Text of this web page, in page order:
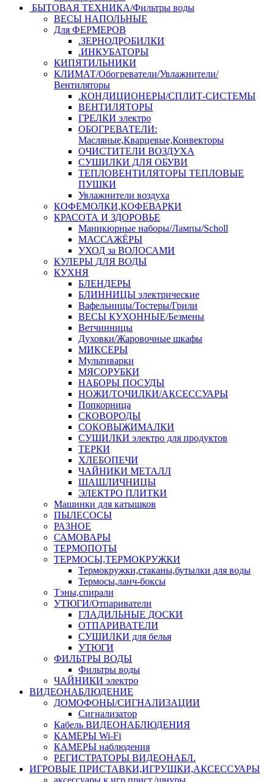
БЫТОВАЯ ТЕХНИКА/Фильтры воды
ВЕСЫ НАПОЛЬНЫЕ
Для ФЕРМЕРОВ
.ЗЕРНОДРОБИЛКИ
.ИНКУБАТОРЫ
КИПЯТИЛЬНИКИ
КЛИМАТ/Обогреватели/Увлажнители/
Вентиляторы
.КОНДИЦИОНЕРЫ/СПЛИТ-СИСТЕМЫ
ВЕНТИЛЯТОРЫ
ГРЕЛКИ электро
ОБОГРЕВАТЕЛИ:
Масляные,Кварцевые,Конвекторы
ОЧИСТИТЕЛИ ВОЗДУХА
СУШИЛКИ ДЛЯ ОБУВИ
ТЕПЛОВЕНТИЛЯТОРЫ ТЕПЛОВЫЕ
ПУШКИ
Увлажнители воздуха
КОФЕМОЛКИ,КОФЕВАРКИ
КРАСОТА И ЗДОРОВЬЕ
Маникюрные наборы/Лампы/Scholl
МАССАЖЁРЫ
УХОД за ВОЛОСАМИ
КУЛЕРЫ ДЛЯ ВОДЫ
КУХНЯ
БЛЕНДЕРЫ
БЛИННИЦЫ электрические
Вафельницы/Тостеры/Грили
ВЕСЫ КУХОННЫЕ/Безмены
Ветчинницы
Духовки/Жаровочные шкафы
МИКСЕРЫ
Мультиварки
МЯСОРУБКИ
НАБОРЫ ПОСУДЫ
НОЖИ/ТОЧИЛКИ/АКСЕССУАРЫ
Попкорница
СКОВОРОДЫ
СОКОВЫЖИМАЛКИ
СУШИЛКИ электро для продуктов
ТЕРКИ
ХЛЕБОПЕЧИ
ЧАЙНИКИ МЕТАЛЛ
ШАШЛИЧНИЦЫ
ЭЛЕКТРО ПЛИТКИ
Машинки для катышков
ПЫЛЕСОСЫ
РАЗНОЕ
САМОВАРЫ
ТЕРМОПОТЫ
ТЕРМОСЫ,ТЕРМОКРУЖКИ
Термокружки,стаканы,бутылки для воды
Термосы,ланч-боксы
Тэны,спирали
УТЮГИ/Отпариватели
ГЛАДИЛЬНЫЕ ДОСКИ
ОТПАРИВАТЕЛИ
СУШИЛКИ для белья
УТЮГИ
ФИЛЬТРЫ ВОДЫ
Фильтры воды
ЧАЙНИКИ электро
ВИДЕОНАБЛЮДЕНИЕ
ДОМОФОНЫ/СИГНАЛИЗАЦИИ
Сигнализатор
Кабель ВИДЕОНАБЛЮДЕНИЯ
КАМЕРЫ Wi-Fi
КАМЕРЫ наблюдения
РЕГИСТРАТОРЫ ВИДЕОНАБЛ.
ИГРОВЫЕ ПРИСТАВКИ,ИГРУШКИ,АКСЕССУАРЫ
аксесcуары к игр.прист./шнуры